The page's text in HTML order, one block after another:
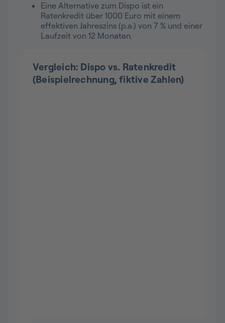
Eine Alternative zum Dispo ist ein
Ratenkredit über 1000 Euro mit einem
effektiven Jahreszins (p.a.) von 7 % und einer
Laufzeit von 12 Monaten.
Vergleich: Dispo vs. Ratenkredit
(Beispielrechnung, fiktive Zahlen)